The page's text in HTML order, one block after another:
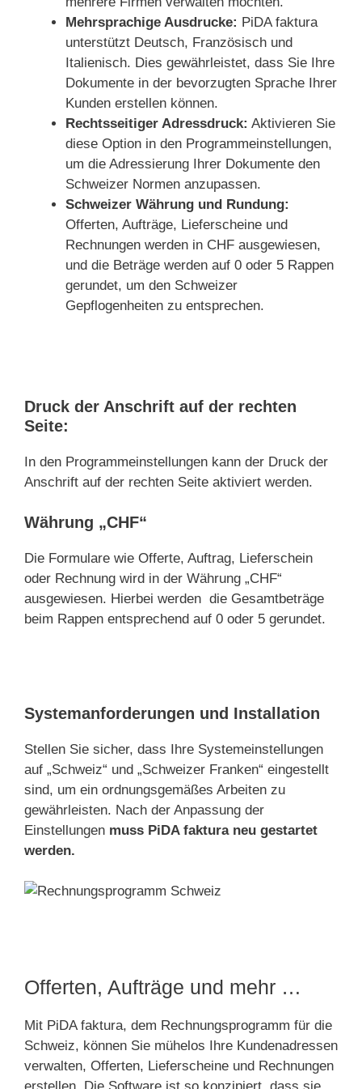
Mehrsprachige Ausdrucke: PiDA faktura
unterstützt Deutsch, Französisch und
Italienisch. Dies gewährleistet, dass Sie Ihre
Dokumente in der bevorzugten Sprache Ihrer
Kunden erstellen können.
Rechtsseitiger Adressdruck: Aktivieren Sie
diese Option in den Programmeinstellungen,
um die Adressierung Ihrer Dokumente den
Schweizer Normen anzupassen.
Schweizer Währung und Rundung:
Offerten, Aufträge, Lieferscheine und
Rechnungen werden in CHF ausgewiesen,
und die Beträge werden auf 0 oder 5 Rappen
gerundet, um den Schweizer
Gepflogenheiten zu entsprechen.
Druck der Anschrift auf der rechten
Seite:
In den Programmeinstellungen kann der Druck der
Anschrift auf der rechten Seite aktiviert werden.
Währung „CHF“
Die Formulare wie Offerte, Auftrag, Lieferschein
oder Rechnung wird in der Währung „CHF“
ausgewiesen. Hierbei werden die Gesamtbeträge
beim Rappen entsprechend auf 0 oder 5 gerundet.
Systemanforderungen und Installation
Stellen Sie sicher, dass Ihre Systemeinstellungen
auf „Schweiz“ und „Schweizer Franken“ eingestellt
sind, um ein ordnungsgemäßes Arbeiten zu
gewährleisten. Nach der Anpassung der
Einstellungen muss PiDA faktura neu gestartet
werden.
Offerten, Aufträge und mehr …
Mit PiDA faktura, dem Rechnungsprogramm für die
Schweiz, können Sie mühelos Ihre Kundenadressen
verwalten, Offerten, Lieferscheine und Rechnungen